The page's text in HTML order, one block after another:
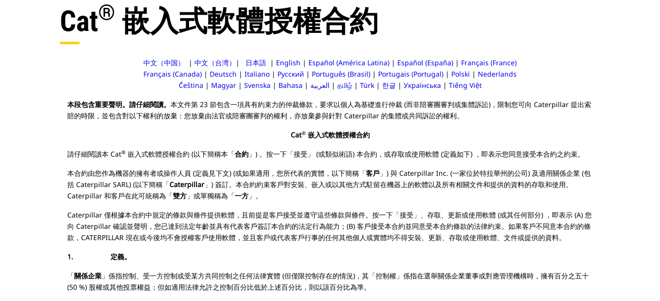
Cat® 嵌入式軟體授權合約
中文（中国） | 中文（台湾） | 日本語 | English | Español (América Latina) | Español (España) | Français (France)
Français (Canada) | Deutsch | Italiano | Русский | Português (Brasil) | Portugais (Portugal) | Polski | Nederlands
Čeština | Magyar| Svenska | Bahasa | العربية | தமிழ்| Türk| 한글 | Українська | Tiếng Việt
本段包含重要聲明。請仔細閱讀。 本文件第 23 節包含一項具有約束力的仲裁條款，要求以個人為基礎進行仲裁 (而非陪審團審判或集體訴訟)，限制您可向 Caterpillar 提出索
賠的時限，並包含對以下權利的放棄：您放棄由法官或陪審團審判的權利，亦放棄參與針對 Caterpillar 的集體或共同訴訟的權利。
Cat®嵌入式軟體授權合約
請仔細閱讀本 Cat® 嵌入式軟體授權合約 (以下簡稱本「合約 」) 。按一下「接受」 (或類似術語) 本合約，或存取或使用軟體 (定義如下) ，即表示您同意接受本合約之約束。
本合約由您作為機器的擁有者或操作人員 (定義見下文) (或如果適用，您所代表的實體，以下簡稱「客戶 」) 與 Caterpillar Inc. (一家位於特拉華州的公司) 及適用關係企業 (包
括 Caterpillar SARL) (以下簡稱「Caterpillar 」) 簽訂。本合約約束客戶對安裝、嵌入或以其他方式駐留在機器上的軟體以及所有相關文件和提供的資料的存取和使用。
Caterpillar 和客戶在此可統稱為「雙方 」或單獨稱為「一方 」。
Caterpillar 僅根據本合約中規定的條款與條件提供軟體，且前提是客戶接受並遵守這些條款與條件。按一下「接受」、存取、更新或使用軟體 (或其任何部分) ，即表示 (A) 您
向 Caterpillar 確認並聲明，您已達到法定年齡並具有代表客戶簽訂本合約的法定行為能力；(B) 客戶接受本合約並同意受本合約條款的法律約束。如果客戶不同意本合約的條
款，CATERPILLAR 現在或今後均不會授權客戶使用軟體，並且客戶或代表客戶行事的任何其他個人或實體均不得安裝、更新、存取或使用軟體、文件或提供的資料。
1. 定義。
「關係企業 」係指控制、受一方控制或受某方共同控制之任何法律實體 (但僅限控制存在的情況)，其「控制權」係指在選舉關係企業董事或對應管理機構時，擁有百分之五十
(50 %) 股權或其他投票權益；但如適用法律允許之控制百分比低於上述百分比，則以該百分比為準。